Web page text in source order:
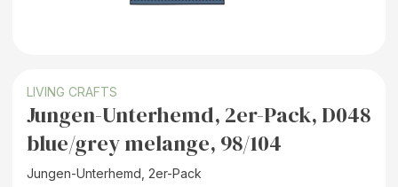
LIVING CRAFTS
Jungen-Unterhemd, 2er-Pack, D048
blue/grey melange, 98/104
Jungen-Unterhemd, 2er-Pack